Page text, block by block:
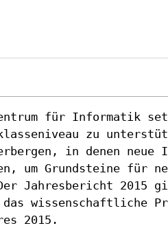
für Informatik
zu
in denen neue
um Grundsteine für
Jahresbericht 2015
wissenschaftliche
2015.